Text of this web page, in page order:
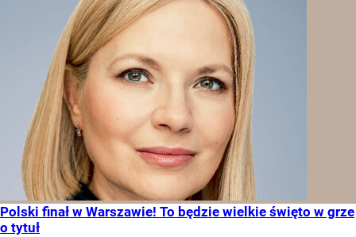
Polski finał w Warszawie! To będzie wielkie święto w grze
o tytuł